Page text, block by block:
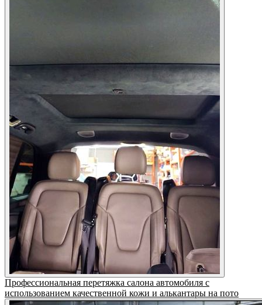
Профессиональная перетяжка салона автомобиля с
использованием качественной кожи и алькантары на пото